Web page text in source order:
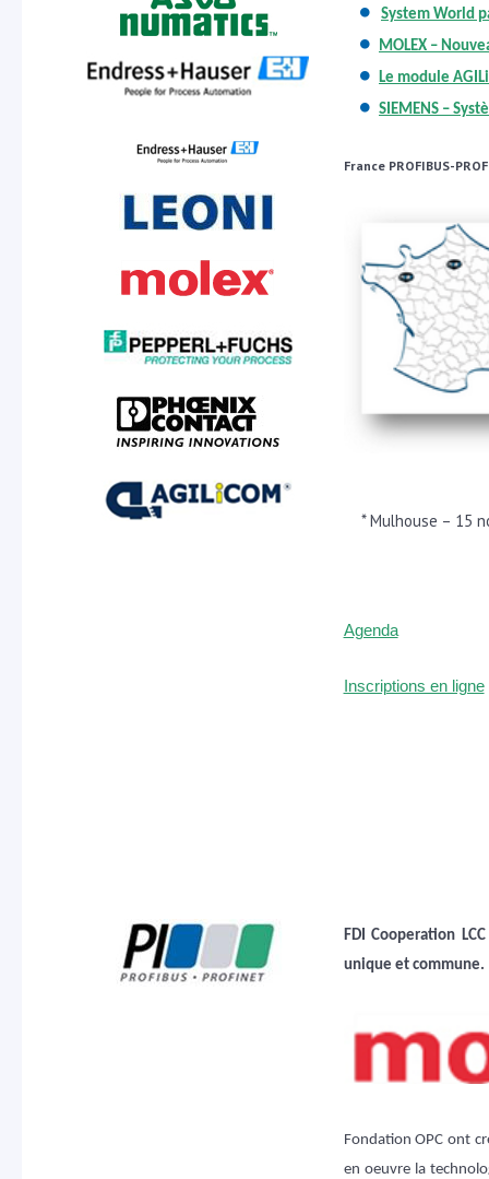
System World
MOLEX –
Le module
SIEMENS –
France PROFIBUS-
* Mulhouse – 15
Agenda
Inscriptions en ligne
FDI Cooperation
unique et commune.
Fondation OPC ont
en oeuvre la